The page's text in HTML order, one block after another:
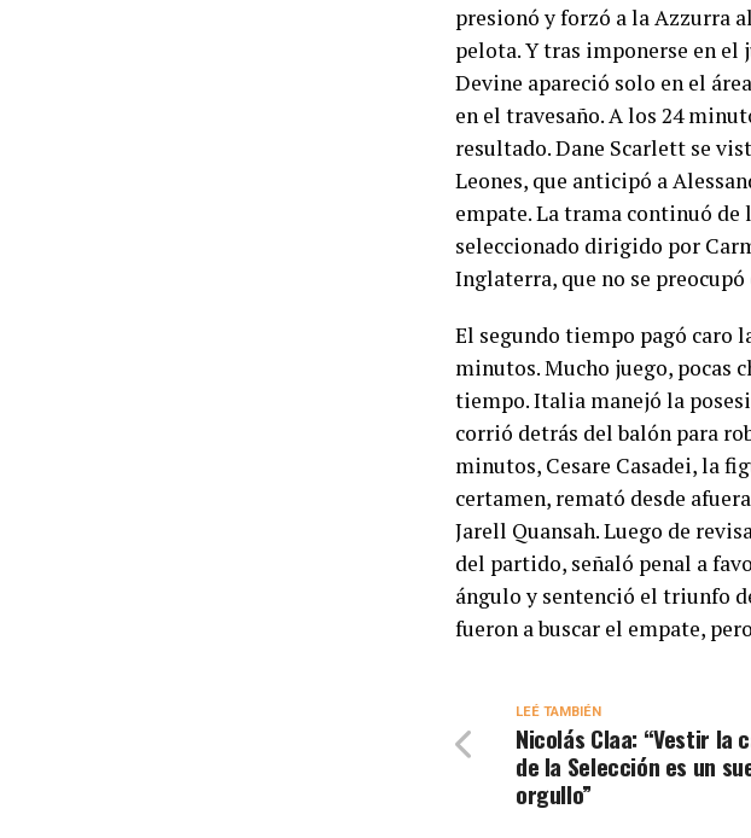
presionó y forzó a la Azzurra
pelota. Y tras imponerse en
Devine apareció solo en el
en el travesaño. A los 24
resultado. Dane Scarlett se
Leones, que anticipó a
empate. La trama continuó
seleccionado dirigido por
Inglaterra, que no se
El segundo tiempo pagó caro
minutos. Mucho juego, pocas
tiempo. Italia manejó la
corrió detrás del balón para
minutos, Cesare Casadei, la
certamen, remató desde
Jarell Quansah. Luego de
del partido, señaló penal a
ángulo y sentenció el triunfo
fueron a buscar el empate,
LEÉ TAMBIÉN
Nicolás Claa: “Vestir la
de la Selección es un
orgullo”